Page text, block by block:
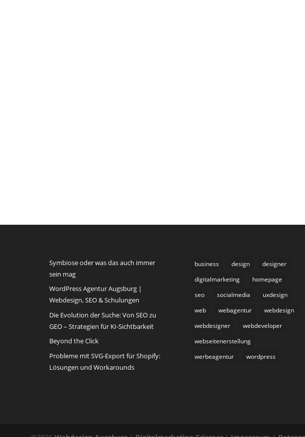
Symbiose oder was das auch immer
sein mag
WordPress Agentur Augsburg |
Webdesign, SEO & Schulungen
Die Evolution der Suche: Von SEO zu
GEO – Strategien für KI-Sichtbarkeit
Beyond the Click
Probleme mit SVG-Export für Shopify:
Lösungen und Workarounds
business design
designer
digitalmarketing
homepage
seo
socialmedia
uxdesign
web
webagentur
webdesign
webdesigner
webdeveloper
webseitenerstellung
werbeagentur
wordpress